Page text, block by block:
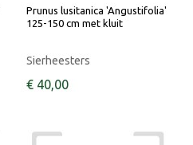
Prunus lusitanica 'Angustifolia'
125-150 cm met kluit
Sierheesters
€ 40,00